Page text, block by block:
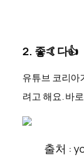
2. 좋🤙다👍
유튜브 코리아
려고 해요. 바
출처 :